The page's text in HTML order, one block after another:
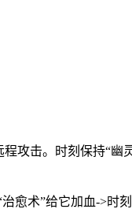
攻击。时刻保持“幽
愈术”给它加血->时